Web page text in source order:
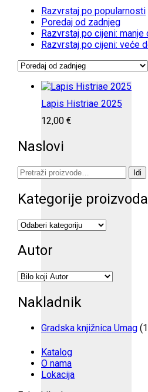
Razvrstaj po popularnosti
Poredaj od zadnjeg
Razvrstaj po cijeni: manje
Razvrstaj po cijeni: veće
Lapis Histriae 2025
12,00 €
Naslovi
Pretraži: Idi
Kategorije proizvoda
Autor
Nakladnik
Gradska knjižnica Umag
Katalog
O nama
Lokacija